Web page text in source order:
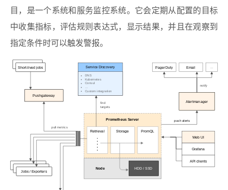
目，是一个系统和服务监控系统。它会定期从配置的目标
中收集指标，评估规则表达式，显示结果，并且在观察到
指定条件时可以触发警报。
pull metrics
HDD / SSD
Pushgateway
Short-lived jobs
Jobs / Exporters
Storage
Retrieval PromQL
Prometheus Server
Node
Service Discovery
find
targets
Alertmanager
push alerts
Web UI
Grafana
API clients
PagerDuty Email
DNS
Kubernetes
Consul
Custom integration
notify